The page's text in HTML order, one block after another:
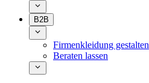
B2B
Firmenkleidung gestalten
Beraten lassen